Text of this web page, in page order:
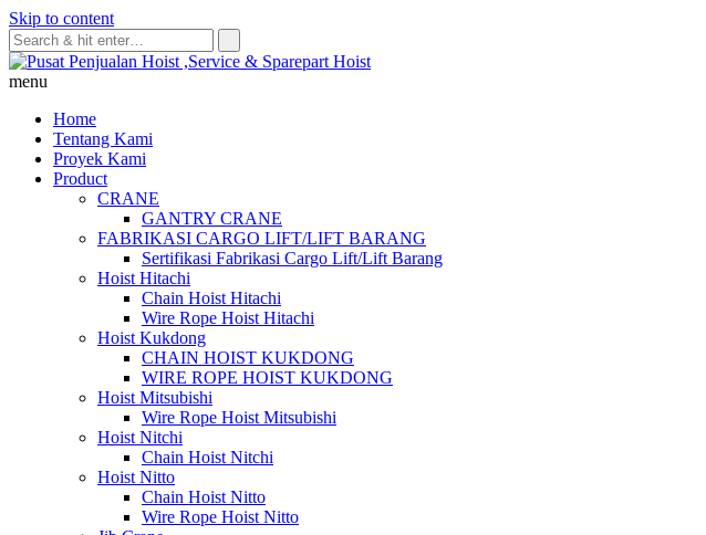
Skip to content
menu
Home
Tentang Kami
Proyek Kami
Product
CRANE
GANTRY CRANE
FABRIKASI CARGO LIFT/LIFT BARANG
Sertifikasi Fabrikasi Cargo Lift/Lift Barang
Hoist Hitachi
Chain Hoist Hitachi
Wire Rope Hoist Hitachi
Hoist Kukdong
CHAIN HOIST KUKDONG
WIRE ROPE HOIST KUKDONG
Hoist Mitsubishi
Wire Rope Hoist Mitsubishi
Hoist Nitchi
Chain Hoist Nitchi
Hoist Nitto
Chain Hoist Nitto
Wire Rope Hoist Nitto